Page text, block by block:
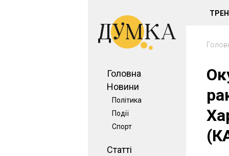
Головна
Новини
Політика
Події
Спорт
Статті